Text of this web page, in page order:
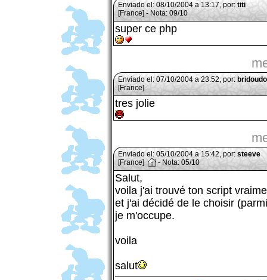
Enviado el: 08/10/2004 a 13:17, por: titi
[France] - Nota: 09/10
super ce php
Enviado el: 07/10/2004 a 23:52, por:
[France]
tres jolie
Enviado el: 05/10/2004 a 15:42, por: steeve
[France]
- Nota: 05/10
Salut,
voila j'ai trouvé ton script
et j'ai décidé de le choisir
je m'occupe.
voila
salut